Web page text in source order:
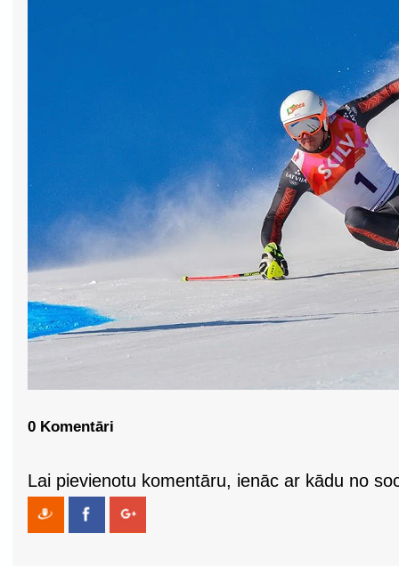
0 Komentāri
Lai pievienotu komentāru, ienāc ar kādu no